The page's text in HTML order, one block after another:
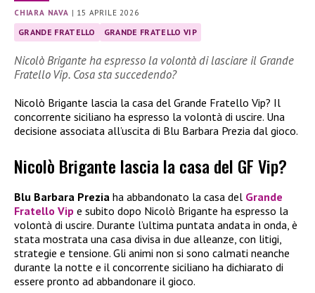
CHIARA NAVA | 15 APRILE 2026
GRANDE FRATELLO GRANDE FRATELLO VIP
Nicolò Brigante ha espresso la volontà di lasciare il Grande
Fratello Vip. Cosa sta succedendo?
Nicolò Brigante lascia la casa del Grande Fratello Vip? Il
concorrente siciliano ha espresso la volontà di uscire. Una
decisione associata all’uscita di Blu Barbara Prezia dal gioco.
Nicolò Brigante lascia la casa del GF Vip?
Blu Barbara Prezia ha abbandonato la casa del Grande
Fratello Vip e subito dopo Nicolò Brigante ha espresso la
volontà di uscire. Durante l’ultima puntata andata in onda, è
stata mostrata una casa divisa in due alleanze, con litigi,
strategie e tensione. Gli animi non si sono calmati neanche
durante la notte e il concorrente siciliano ha dichiarato di
essere pronto ad abbandonare il gioco.